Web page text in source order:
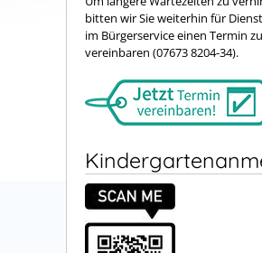
bitten wir Sie weiterhin für
im Bürgerservice einen Termin zu
vereinbaren (07673 8204-34).